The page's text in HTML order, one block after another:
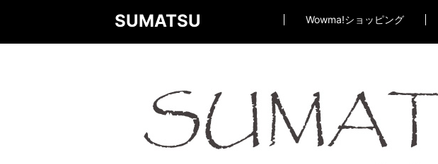
SUMATSU Wowma!ショッピング